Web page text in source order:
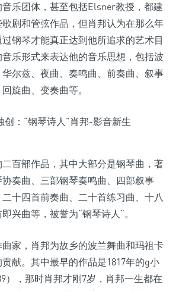
乐团体，甚至包括Elsner教授，都建
剧和管弦作品，但肖邦认为在那么年
钢琴才能真正达到他所追求的艺术目
乐形式来表达他的音乐思想，包括波
尔兹、夜曲、奏鸣曲、前奏曲、叙事
旋曲、变奏曲等。
百部作品，其中大部分是钢琴曲，著
奏曲、三部钢琴奏鸣曲、四部叙事
十四首前奏曲、二十首练习曲、十八
兴曲等，被誉为“钢琴诗人”。
家，肖邦为故乡的波兰舞曲和玛祖卡
献。其中最早的作品是1817年的g小
），那时肖邦才刚7岁，肖邦一生都在